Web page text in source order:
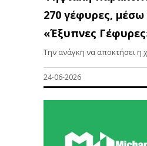
270 γέφυρες,
«Έξυπνες
Την ανάγκη να αποκτήσει η
24-06-2026